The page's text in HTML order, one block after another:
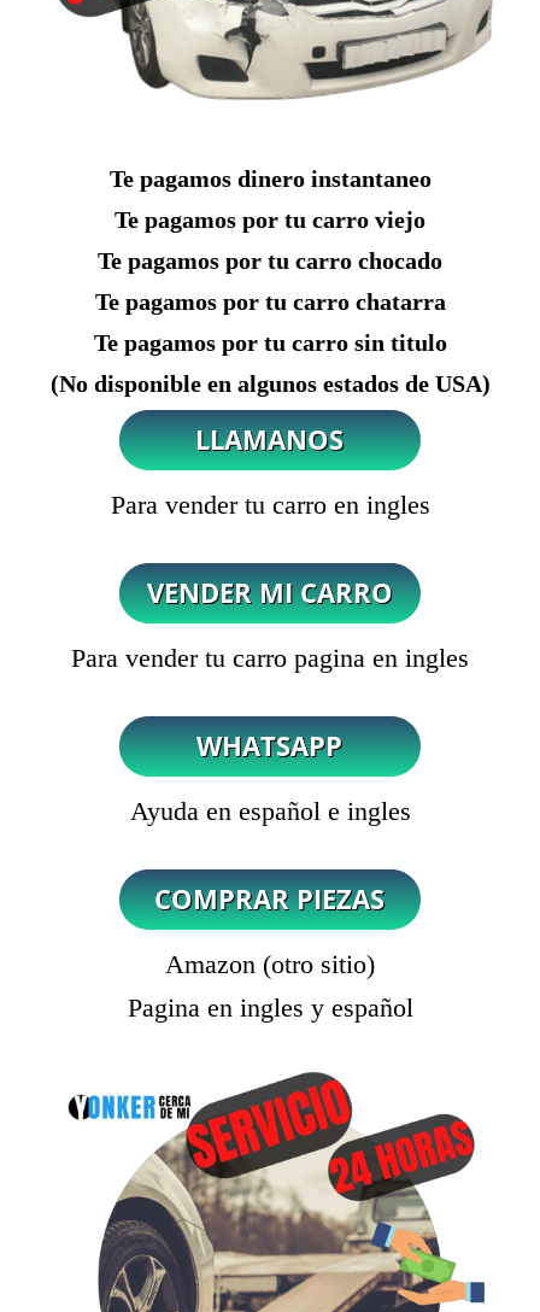
Te pagamos dinero instantaneo
Te pagamos por tu carro viejo
Te pagamos por tu carro chocado
Te pagamos por tu carro chatarra
Te pagamos por tu carro sin titulo
(No disponible en algunos estados de USA)
Para vender tu carro en ingles
Para vender tu carro pagina en ingles
Ayuda en español e ingles
Amazon (otro sitio)
Pagina en ingles y español